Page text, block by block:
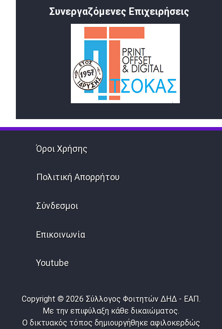
Συνεργαζόμενες Επιχειρήσεις
Όροι Χρήσης
Πολιτική Απορρήτου
Σύνδεσμοι
Επικοινωνία
Youtube
Copyright © 2026 Σύλλογος Φοιτητών ΔΗΔ - ΕΑΠ.
Με την επιφύλαξη κάθε δικαιώματος.
Ο δικτυακός τόπος δημιουργήθηκε αφιλοκερδώς